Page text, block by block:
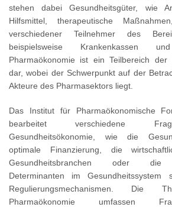
stehen dabei Gesundheitsgüter, wie
Hilfsmittel, therapeutische
verschiedener Teilnehmer des
beispielsweise Krankenkassen
Pharmaökonomie ist ein Teilbereich der
dar, wobei der Schwerpunkt auf der
Akteure des Pharmasektors liegt.
Das Institut für Pharmaökonomische
bearbeitet verschiedene
Gesundheitsökonomie, wie die
optimale Finanzierung, die
Gesundheitsbranchen oder die
Determinanten im Gesundheitssystem
Regulierungsmechanismen. Die
Pharmaökonomie umfassen